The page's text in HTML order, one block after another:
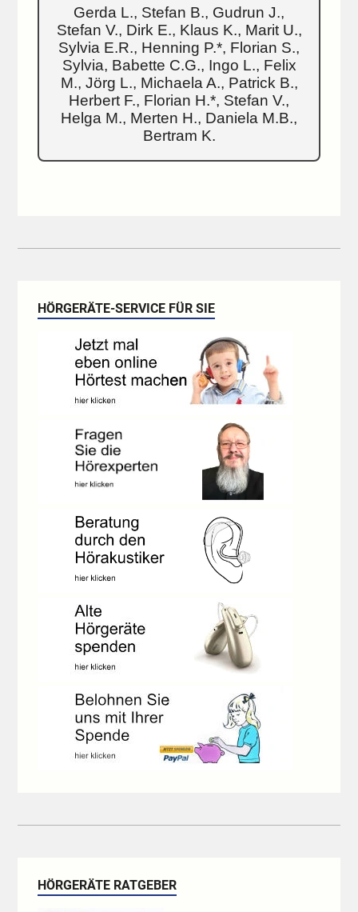
Gerda L., Stefan B., Gudrun J.,
Stefan V., Dirk E., Klaus K., Marit U.,
Sylvia E.R., Henning P.*, Florian S.,
Sylvia, Babette C.G., Ingo L., Felix
M., Jörg L., Michaela A., Patrick B.,
Herbert F., Florian H.*, Stefan V.,
Helga M., Merten H., Daniela M.B.,
Bertram K.
HÖRGERÄTE-SERVICE FÜR SIE
HÖRGERÄTE RATGEBER